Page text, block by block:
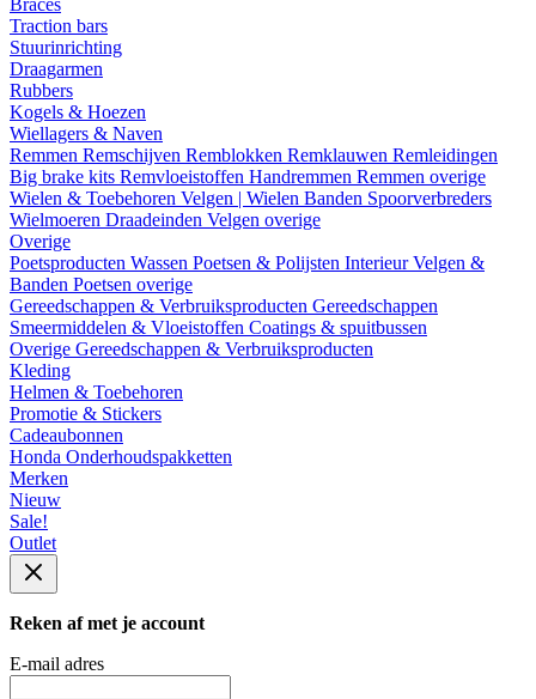
Braces
Traction bars
Stuurinrichting
Draagarmen
Rubbers
Kogels & Hoezen
Wiellagers & Naven
Remmen Remschijven Remblokken Remklauwen Remleidingen
Big brake kits Remvloeistoffen Handremmen Remmen overige
Wielen & Toebehoren Velgen | Wielen Banden Spoorverbreders
Wielmoeren Draadeinden Velgen overige
Overige
Poetsproducten Wassen Poetsen & Polijsten InterieurVelgen &
Banden Poetsen overige
Gereedschappen & Verbruiksproducten Gereedschappen
Smeermiddelen & Vloeistoffen Coatings & spuitbussen
Overige Gereedschappen & Verbruiksproducten
Kleding
Helmen & Toebehoren
Promotie & Stickers
Cadeaubonnen
Honda Onderhoudspakketten
Merken
Nieuw
Sale!
Outlet
Reken af met je account
E-mail adres